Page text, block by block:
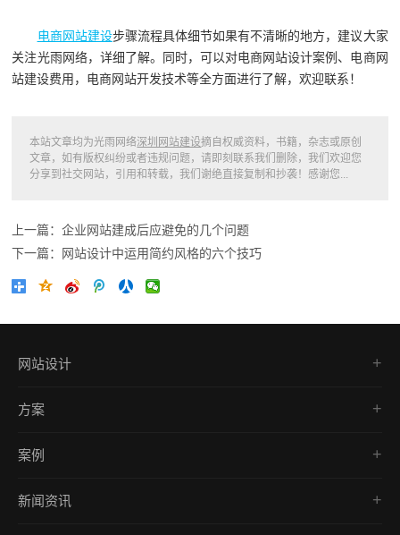
电商网站建设步骤流程具体细节如果有不清晰的地方，建议大家
关注光雨网络，详细了解。同时，可以对电商网站设计案例、电商网
站建设费用，电商网站开发技术等全方面进行了解，欢迎联系！
本站文章均为光雨网络深圳网站建设摘自权威资料，书籍，杂志或原创
文章，如有版权纠纷或者违规问题，请即刻联系我们删除，我们欢迎您
分享到社交网站，引用和转载，我们谢绝直接复制和抄袭！感谢您...
上一篇：企业网站建成后应避免的几个问题
下一篇：网站设计中运用简约风格的六个技巧
网站设计
网上商城建设
移动端网站建设
方案
外贸网站
案例
新闻资讯